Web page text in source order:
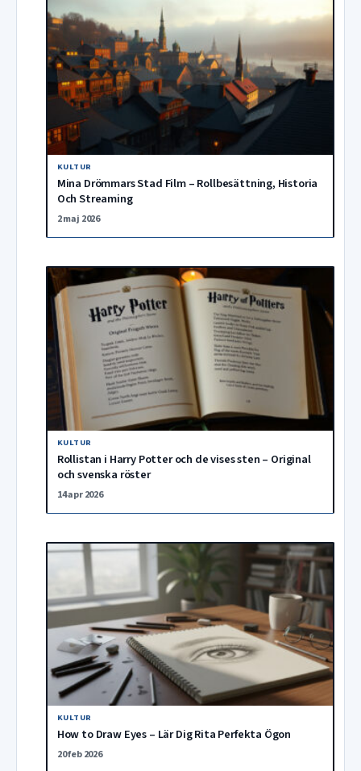
KULTUR
Mina Drömmars Stad Film – Rollbesättning, Historia
Och Streaming
2 maj 2026
KULTUR
Rollistan i Harry Potter och de vises sten – Original
och svenska röster
14 apr 2026
KULTUR
How to Draw Eyes – Lär Dig Rita Perfekta Ögon
20 feb 2026